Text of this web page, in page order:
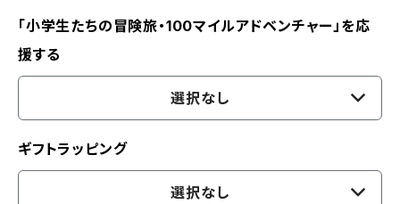
「小学生たちの冒険旅・100マイルアドベンチャー」を応
援する
選択なし
ギフトラッピング
選択なし